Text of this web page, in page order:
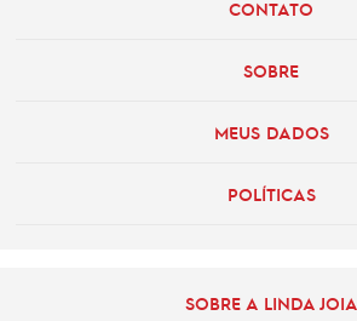
CONTATO
SOBRE
MEUS DADOS
POLÍTICAS
SOBRE A LINDA JOIA